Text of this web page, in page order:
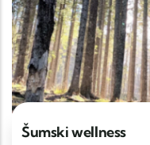
Šumski wellness